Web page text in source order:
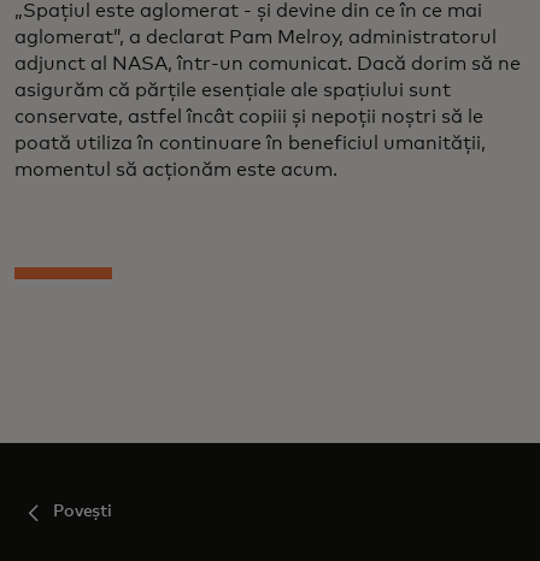
„Spațiul este aglomerat - și devine din ce în ce mai
aglomerat”, a declarat Pam Melroy, administratorul
adjunct al NASA, într-un comunicat. Dacă dorim să ne
asigurăm că părțile esențiale ale spațiului sunt
conservate, astfel încât copiii și nepoții noștri să le
poată utiliza în continuare în beneficiul umanității,
momentul să acționăm este acum.
Povești